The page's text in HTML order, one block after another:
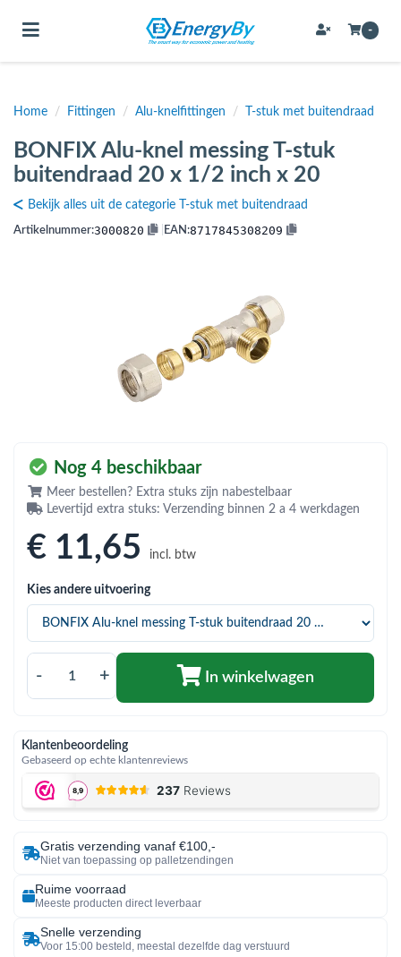
(Bevestigingsmateriaal / schroeven)
(Buffervaten, hygiene boilers & boilervaten)
(Expansievaten)
(Gereedschap)
(Hemelwaterafvoer & riolering)
(Installatiemateriaal)
(Rookkanalen)
(Sanitair)
(Verwarming, kachels & ketels)
(Zonneboilersets & onderdelen)
(Warmtepompen en warmtepompboilers)
Toggle navigation -
Home / Fittingen / Alu-knelfittingen / T-stuk met buitendraad
BONFIX Alu-knel messing T-stuk
buitendraad 20 x 1/2 inch x 20
Bekijk alles uit de categorie T-stuk met buitendraad
Artikelnummer:3000820 EAN:8717845308209
Nog 4 beschikbaar
Meer bestellen? Extra stuks zijn nabestelbaar
Levertijd extra stuks: Verzending binnen 2 a 4 werkdagen
€ 11,65 incl. btw
Kies andere uitvoering
- + In winkelwagen
Klantenbeoordeling
Gebaseerd op echte klantenreviews
Gratis verzending vanaf €100,-
Niet van toepassing op palletzendingen
Ruime voorraad
Meeste producten direct leverbaar
Snelle verzending
Voor 15:00 besteld, meestal dezelfde dag verstuurd